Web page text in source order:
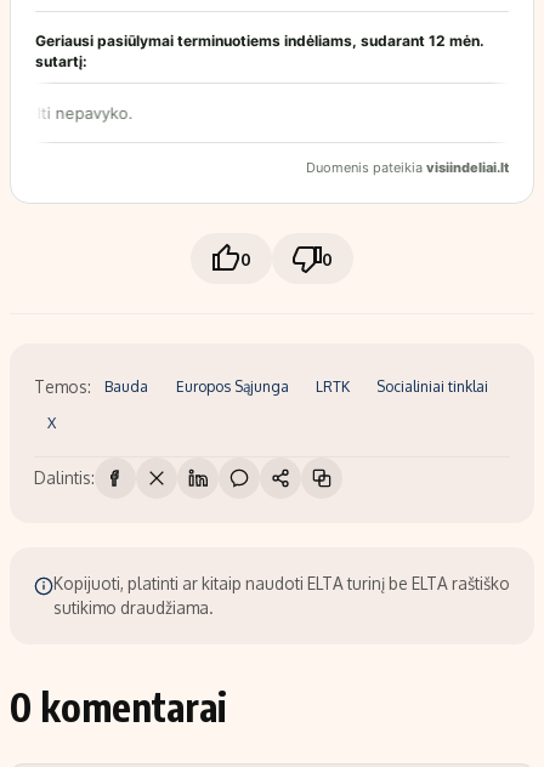
0 0
Temos: Bauda Europos Sąjunga LRTK Socialiniai tinklai
X
Dalintis:
Kopijuoti, platinti ar kitaip naudoti ELTA turinį be ELTA raštiško
sutikimo draudžiama.
0 komentarai